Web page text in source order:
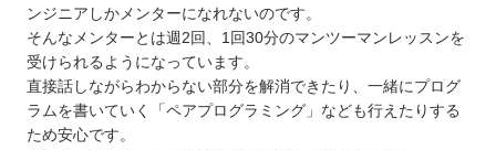
ンジニアしかメンターになれないのです。
そんなメンターとは週2回、1回30分のマンツーマンレッスンを
受けられるようになっています。
直接話しながらわからない部分を解消できたり、一緒にプログ
ラムを書いていく「ペアプログラミング」なども行えたりする
ため安心です。